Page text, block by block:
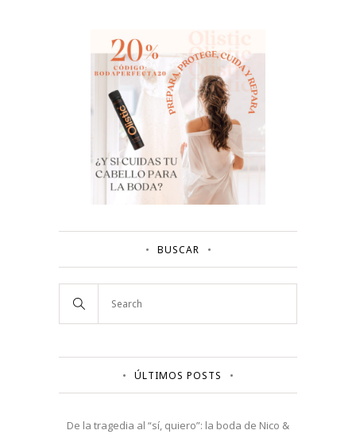
BUSCAR
ÚLTIMOS POSTS
De la tragedia al “sí, quiero”: la boda de Nico &